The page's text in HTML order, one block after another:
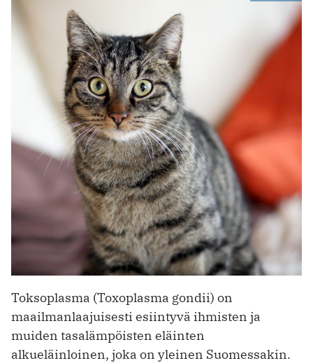
Toksoplasma (Toxoplasma gondii) on
maailmanlaajuisesti esiintyvä ihmisten ja
muiden tasalämpöisten eläinten
alkueläinloinen, joka on yleinen Suomessakin.